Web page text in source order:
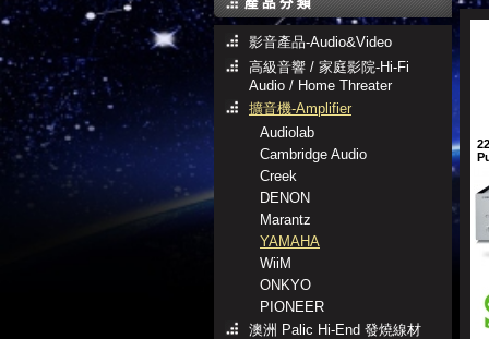
影音產品-Audio&Video
高級音響 / 家庭影院-Hi-Fi
Audio / Home Threater
擴音機-Amplifier
Audiolab
Cambridge Audio
Creek
DENON
Marantz
YAMAHA
WiiM
ONKYO
PIONEER
澳洲 Palic Hi-End 發燒線材